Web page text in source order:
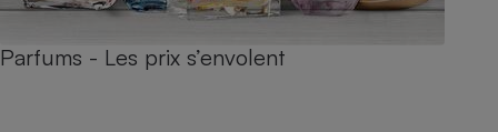
Parfums - Les prix s’envolent